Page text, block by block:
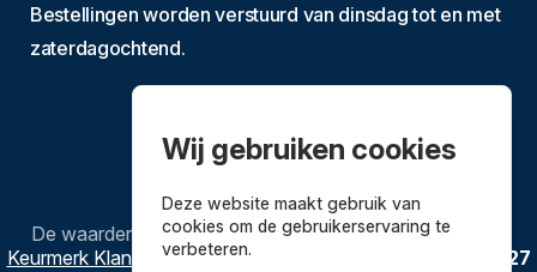
Bestellingen worden verstuurd van dinsdag tot en met
zaterdagochtend.
De waardering vanBestekenpannen.nlbijWebwinkel
Keurmerk Klantbeoordelingen
3627
Wij gebruiken cookies
Deze website maakt gebruik van
cookies om de gebruikerservaring te
verbeteren.